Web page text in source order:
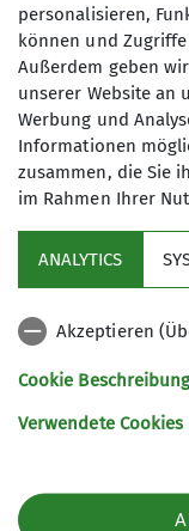
Wir
und 15
Service
Unsere Partner
Sektion Würzburg des
Telefon +49931573080
personalisieren,
können und
Außerdem geben
unserer Website an
Werbung und
Informationen
zusammen, die Sie
im Rahmen Ihrer
ANALYTICS
Akzeptieren
Cookie
Verwendete Cookies